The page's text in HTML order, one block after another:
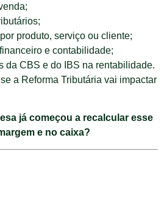
produto, serviço ou cliente;
e contabilidade;
da CBS e do IBS na rentabilidade.
a Reforma Tributária vai impactar
já começou a recalcular esse
e no caixa?